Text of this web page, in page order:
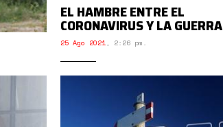
EL HAMBRE ENTRE EL
CORONAVIRUS Y LA GUERRA
25 Ago 2021, 2:26 pm.